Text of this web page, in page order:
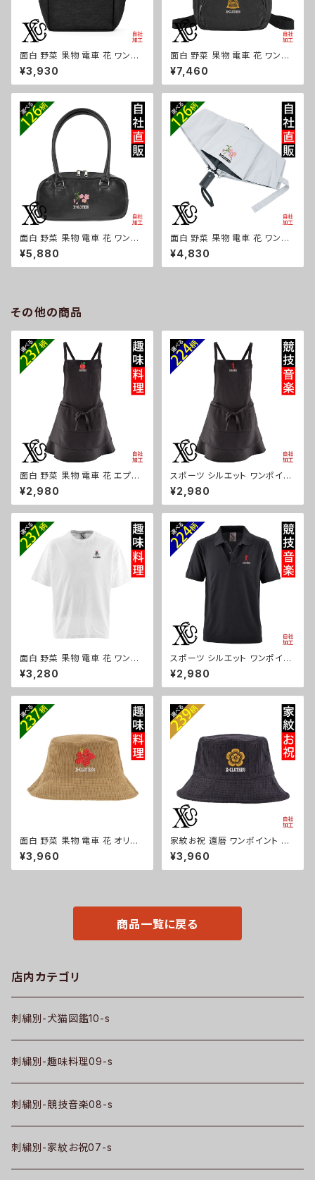
面白 野菜 果物 電車 花 ワンポ
イント 刺繍保冷保温 ランチバッ
グ 買い物バッグ トートバッグ レ
ディース メンズ おしゃれ 雑貨
ンゴ ラーメン 餃子 鳥獣戯画 富
士山 パチンコ ori-a-bg179-b
09-s
¥3,930
面白 野菜 果物 電車 花 ワンポ
イント 刺繍撥水 リュック レディ
ース 大容量 8ポケット ナイロン
軽量 軽い おしゃれ 雑貨 グッズ
ーメン 餃子 鳥獣戯画 富士山 パ
チンコ ori-a-bg178-b09-s
¥7,460
面白 野菜 果物 電車 花 ワンポ
イント 刺繍上品なシボ感 横長
ショルダーバッグ レディース ミ
ニボストン 軽量 雑貨 グッズ 自
¥5,880
面白 野菜 果物 電車 花 ワンポ
イント 刺繍【形状記憶+自動開
閉】 折りたたみ傘 レディース メ
ンズ 55cm 晴雨兼用 UVカット
¥4,830
その他の商品
面白 野菜 果物 電車 花 エプロ
ン リアル 刺繍 プレゼント ワン
ポイント ワンピース レディース
撥水加工 おしゃれ かわいい フ
の日 保育士 カフェ サロン 黒
柄 グッズ ori-a-tao13-b09-s
¥2,980
スポーツ シルエット ワンポイン
ト 刺繍 エプロン ワンピース レ
ディース 撥水加工 おしゃれ か
わいい フリル ティアード フレア
ロン リボン ブラック 黒 グッズ
文字 面白い おもしろ 卒団 記念
品 部活 卒業 ori-a-tao13-b0
8-s
¥2,980
面白 野菜 果物 電車 花 ワンポ
イント 刺繍 5.6オンス ビッグシ
ルエット 半袖 Tシャツ メンズ グ
ッズ 白 ホワイト カットソー 黒
-s
¥3,280
スポーツ シルエット ワンポイン
ト 刺繍 半袖 ポロシャツ メンズ
オリジナル 無地 ロゴ おしゃれ
ゴルフ 吸汗速乾 黒 ブラック ネ
ス グッズ 文字 面白い おもしろ
卒団 記念品 部活 卒業 ori-am
-poh2-b08-s
¥2,980
面白 野菜 果物 電車 花 オリジ
ナル 刺繍 ワンポイント コーデュ
ロイ バケットハット メンズ レデ
ィース 帽子 自社ブランド ロゴ
¥3,960
家紋お祝 還暦 ワンポイント 刺
繍 オリジナル コーデュロイ バ
ケットハット メンズ レディース
帽子 自社ブランド ロゴ グッズ
¥3,960
商品一覧に戻る
店内カテゴリ
刺繍別-犬猫図鑑10-s
刺繍別-趣味料理09-s
刺繍別-競技音楽08-s
刺繍別-家紋お祝07-s